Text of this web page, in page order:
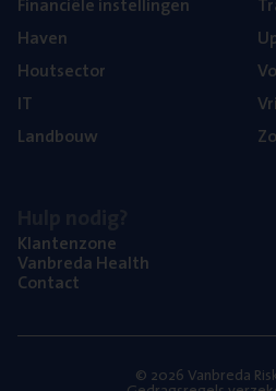
Haven
Hout­sec­tor
IT
Land­bouw
Klan­ten­zo­ne
Van­b­re­da Health
Con­tact
© 2026 Vanbreda